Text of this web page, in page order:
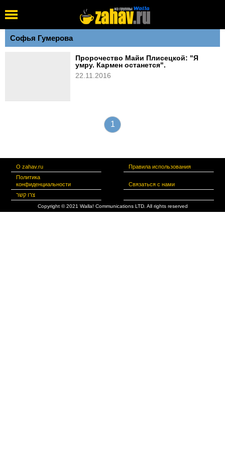
Софья Гумерова
Пророчество Майи Плисецкой: "Я
умру. Кармен останется".
22.11.2016
1
О zahav.ru
Правила использования
Политика
конфиденциальности
Связаться с нами
צרו קשר
Copyright © 2021 Walla! Communications LTD. All rights reserved